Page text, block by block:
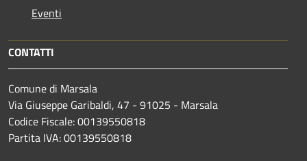
Eventi
CONTATTI
Comune di Marsala
Via Giuseppe Garibaldi, 47 - 91025 - Marsala
Codice Fiscale: 00139550818
Partita IVA: 00139550818